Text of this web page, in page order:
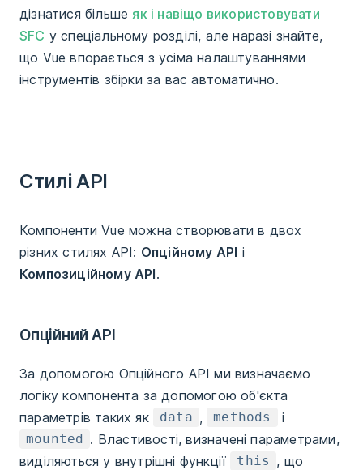
дізнатися більшеяк і навіщо використовувати
SFC у спеціальному розділі, але наразі знайте,
що Vue впорається з усіма налаштуваннями
інструментів збірки за вас автоматично.
Стилі API
Компоненти Vue можна створювати в двох
різних стилях API: Опційному АРІ і
Композиційному API.
Опційний API
За допомогою Опційного API ми визначаємо
логіку компонента за допомогою об'єкта
параметрів таких як
data , methods і
mounted
. Властивості, визначені параметрами,
виділяються у внутрішні функції
this , що